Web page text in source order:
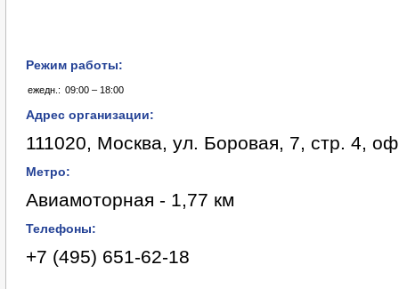
Режим работы:
ежедн.: 09:00 – 18:00
Адрес организации:
111020, Москва, ул. Боровая, 7, стр. 4,
Метро:
Авиамоторная - 1,77 км
Телефоны:
+7 (495) 651-62-18